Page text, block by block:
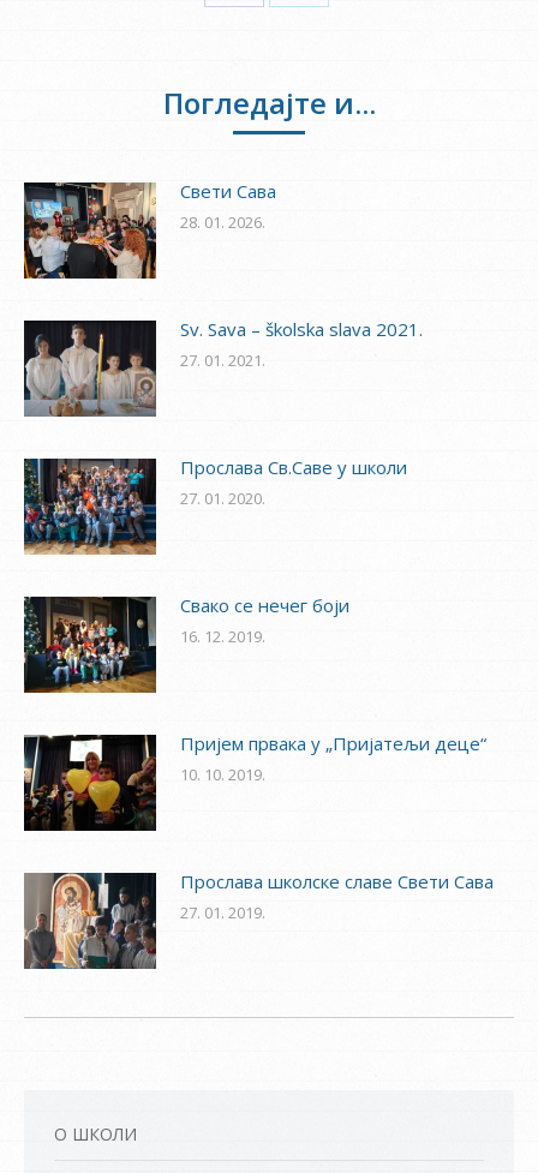
Погледајте и...
Свети Сава
28. 01. 2026.
Sv. Sava – školska slava 2021.
27. 01. 2021.
Прослава Св.Саве у школи
27. 01. 2020.
Свако се нечег боји
16. 12. 2019.
Пријем првака у „Пријатељи деце“
10. 10. 2019.
Прослава школске славе Свети Сава
27. 01. 2019.
О ШКОЛИ